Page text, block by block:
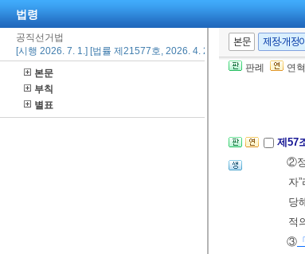
법령
공직선거법
[시행 2026. 7. 1.] [법률 제21577호, 2026. 4. 22., 일부개정]
본문
부칙
별표
본문 제정·개정
판례 연혁
④
⑤
제6장의
제57
②정
자
당
적
③